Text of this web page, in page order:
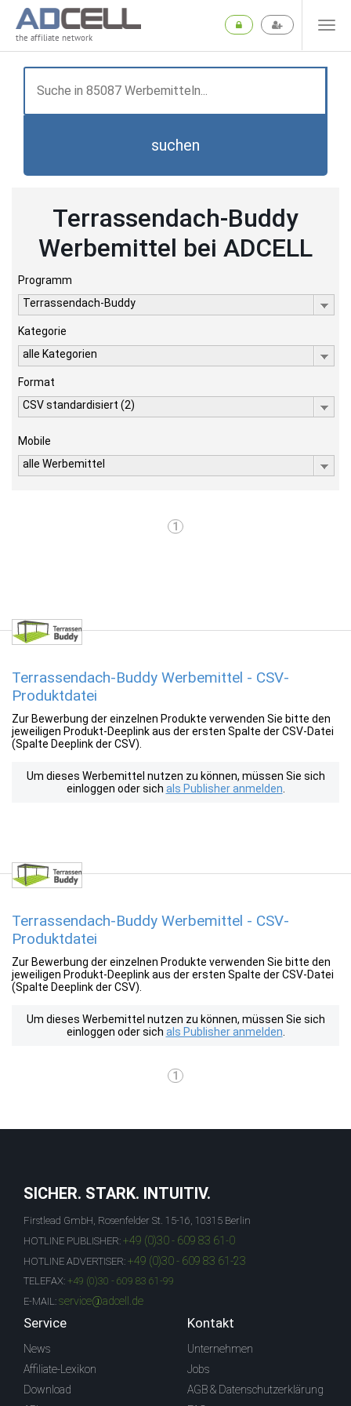
the affiliate network
suchen
Terrassendach-Buddy
Werbemittel bei ADCELL
Programm
Terrassendach-Buddy
Kategorie
alle Kategorien
Format
CSV standardisiert (2)
Mobile
alle Werbemittel
1
Terrassendach-Buddy Werbemittel - CSV-
Produktdatei
Zur Bewerbung der einzelnen Produkte verwenden Sie bitte den
jeweiligen Produkt-Deeplink aus der ersten Spalte der CSV-Datei
(Spalte Deeplink der CSV).
Um dieses Werbemittel nutzen zu können, müssen Sie sich
einloggen oder sich als Publisher anmelden
Terrassendach-Buddy Werbemittel - CSV-
Produktdatei
Zur Bewerbung der einzelnen Produkte verwenden Sie bitte den
jeweiligen Produkt-Deeplink aus der ersten Spalte der CSV-Datei
(Spalte Deeplink der CSV).
Um dieses Werbemittel nutzen zu können, müssen Sie sich
einloggen oder sich als Publisher anmelden
1
SICHER. STARK. INTUITIV.
Firstlead GmbH, Rosenfelder St. 15-16, 10315 Berlin
HOTLINE PUBLISHER: +49 (0)30 - 609 83 61-0
HOTLINE ADVERTISER: +49 (0)30 - 609 83 61-23
TELEFAX: +49 (0)30 - 609 83 61-99
E-MAIL: service@adcell.de
Service
News
Affiliate-Lexikon
Download
Kontakt
Unternehmen
Jobs
AGB & Datenschutzerklärung